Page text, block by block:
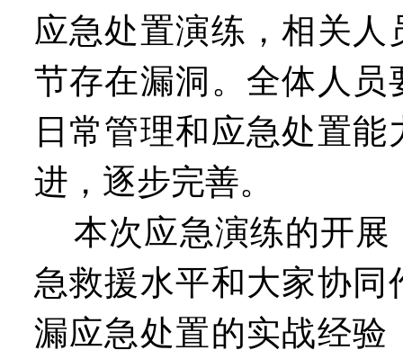
应急处置演练，相关
节存在漏洞。全体人
日常管理和应急处置
进，逐步完善。
本次应急演练的开展
急救援水平和大家协
漏应急处置的实战经